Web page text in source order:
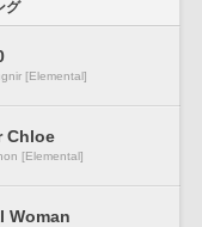
グ
[Elemental]
Chloe
[Elemental]
Woman